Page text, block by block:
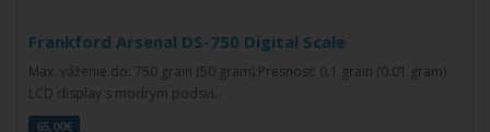
Frankford Arsenal DS-750 Digital Scale
Max. váženie do: 750 grain (50 gram) Presnosť: 0.1 grain (0.01 gram)
LCD display s modrým podsvi..
65,00€